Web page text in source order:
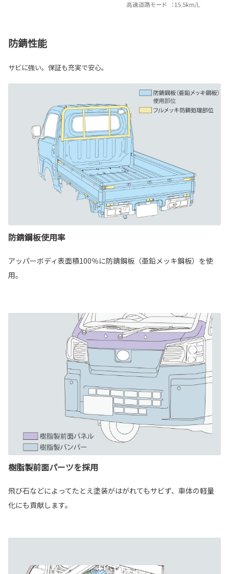
防錆性能
サビに強い。保証も充実で安心。
防錆鋼板使用率
アッパーボディ表面積100％に防錆鋼板（亜鉛メッキ鋼板）を使
用。
樹脂製前面パーツを採用
飛び石などによってたとえ塗装がはがれてもサビず、車体の軽量
化にも貢献します。